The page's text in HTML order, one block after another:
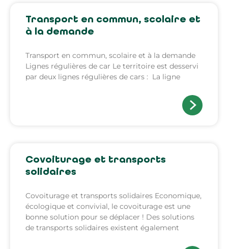
Transport en commun, scolaire et
à la demande
Transport en commun, scolaire et à la demande
Lignes régulières de car Le territoire est desservi
par deux lignes régulières de cars : La ligne
Covoiturage et transports
solidaires
Covoiturage et transports solidaires Economique,
écologique et convivial, le covoiturage est une
bonne solution pour se déplacer ! Des solutions
de transports solidaires existent également